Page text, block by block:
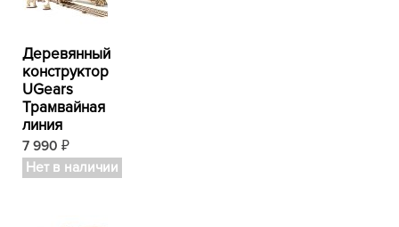
Деревянный
конструктор
UGears
Трамвайная
линия
7 990 ₽
Нет в наличии